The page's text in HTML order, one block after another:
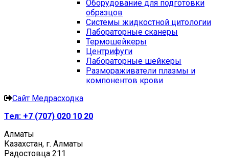
Оборудование для подготовки
образцов
Системы жидкостной цитологии
Лабораторные сканеры
Термошейкеры
Центрифуги
Лабораторные шейкеры
Размораживатели плазмы и
компонентов крови
Сайт Медрасходка
Тел: +7 (707) 020 10 20
Алматы
Казахстан, г. Алматы
Радостовца 211